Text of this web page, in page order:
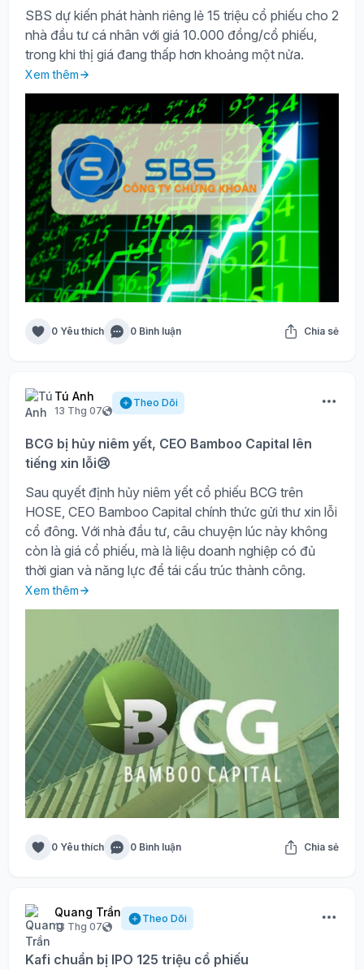
SBS dự kiến phát hành riêng lẻ 15 triệu cổ phiếu cho 2
nhà đầu tư cá nhân với giá 10.000 đồng/cổ phiếu,
trong khi thị giá đang thấp hơn khoảng một nửa.
Xem thêm
0 Yêu thích 0 Bình luận Chia sẻ
Tú Anh
13 Thg 07
Theo Dõi
BCG bị hủy niêm yết, CEO Bamboo Capital lên
tiếng xin lỗi😢
Sau quyết định hủy niêm yết cổ phiếu BCG trên
HOSE, CEO Bamboo Capital chính thức gửi thư xin lỗi
cổ đông. Với nhà đầu tư, câu chuyện lúc này không
còn là giá cổ phiếu, mà là liệu doanh nghiệp có đủ
thời gian và năng lực để tái cấu trúc thành công.
Xem thêm
0 Yêu thích 0 Bình luận Chia sẻ
Quang Trần
13 Thg 07
Theo Dõi
Kafi chuẩn bị IPO 125 triệu cổ phiếu